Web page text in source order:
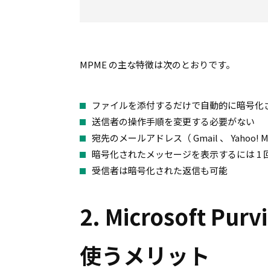
MPME の主な特徴は次のとおりです。
ファイルを添付するだけで自動的に暗号化
送信者の操作手順を変更する必要がない
宛先のメールアドレス（ Gmail 、 Yahoo!
暗号化されたメッセージを表示するには
受信者は暗号化された返信も可能
2. Microsoft
使うメリット